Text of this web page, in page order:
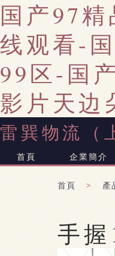
国产97
线观看-
99区-国
影片天边
雷巽物流（
首頁 企業簡介
首頁 > 產
手